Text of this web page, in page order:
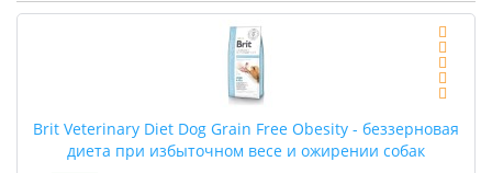
Brit Veterinary Diet Dog Grain Free Obesity - беззерновая
диета при избыточном весе и ожирении собак